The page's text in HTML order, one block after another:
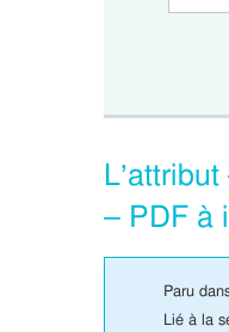
– PDF à
Paru
Lié à la